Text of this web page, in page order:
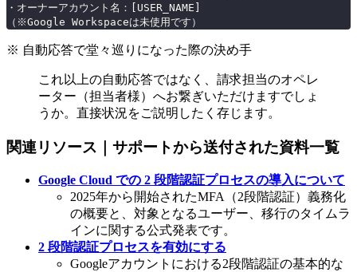
・オーナーアカウント名：[USER_NAME]
（※Google Workspaceは未使用です）
※ 自動応答で堂々巡りになった際の決め手
これ以上の自動応答ではなく、請求担当のオペレ
ーター（担当者様）へお繋ぎいただけますでしょ
うか。直接状況をご説明したく存じます。
関連リソース｜サポートから送付された資料一覧
Google Cloud での 2 段階認証プロセスの導入について
2025年から開始されたMFA（2段階認証）義務化
の概要と、対象となるユーザー、移行のタイムラ
インに関する公式発表です。
2 段階認証プロセスを有効にする
Googleアカウントにおける2段階認証の基本的な